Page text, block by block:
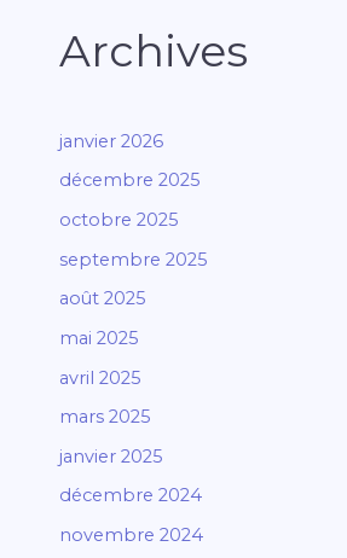
Archives
janvier 2026
décembre 2025
octobre 2025
septembre 2025
août 2025
mai 2025
avril 2025
mars 2025
janvier 2025
décembre 2024
novembre 2024